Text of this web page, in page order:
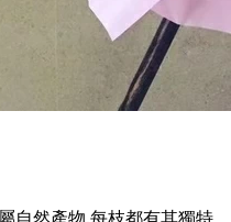
自然產物,每枝都有其獨特